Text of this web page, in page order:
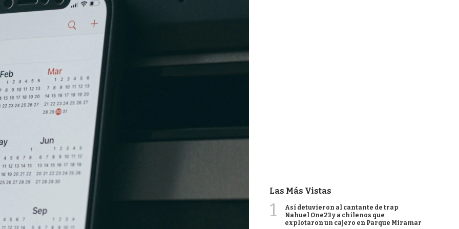
Las Más Vistas
1
Así detuvieron al cantante de trap
Nahuel One23 y a chilenos que
explotaron un cajero en Parque Miramar